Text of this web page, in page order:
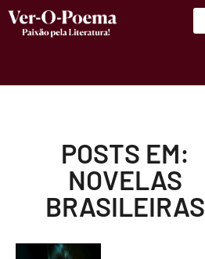
POSTS EM:
NOVELAS
BRASILEIRAS